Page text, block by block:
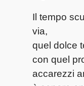
Il tempo
via,
quel dolce
con quel
accarezzi